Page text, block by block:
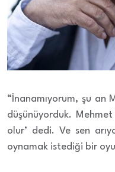
“İnanamıyorum, şu an
düşünüyorduk.
olur’ dedi. Ve sen
oynamak istediği bir